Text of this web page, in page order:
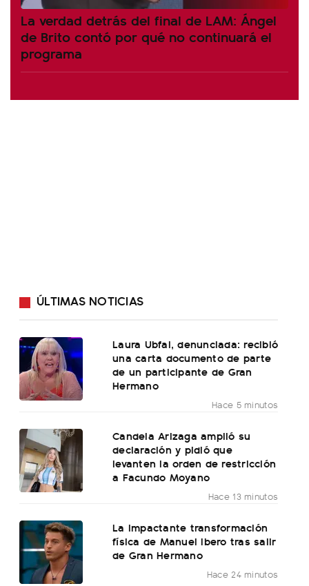
La verdad detrás del final de LAM: Ángel
de Brito contó por qué no continuará el
programa
ÚLTIMAS NOTICIAS
Laura Ubfal, denunciada: recibió
una carta documento de parte
de un participante de Gran
Hermano
Hace 5 minutos
Candela Arizaga amplió su
declaración y pidió que
levanten la orden de restricción
a Facundo Moyano
Hace 13 minutos
La impactante transformación
física de Manuel Ibero tras salir
de Gran Hermano
Hace 24 minutos